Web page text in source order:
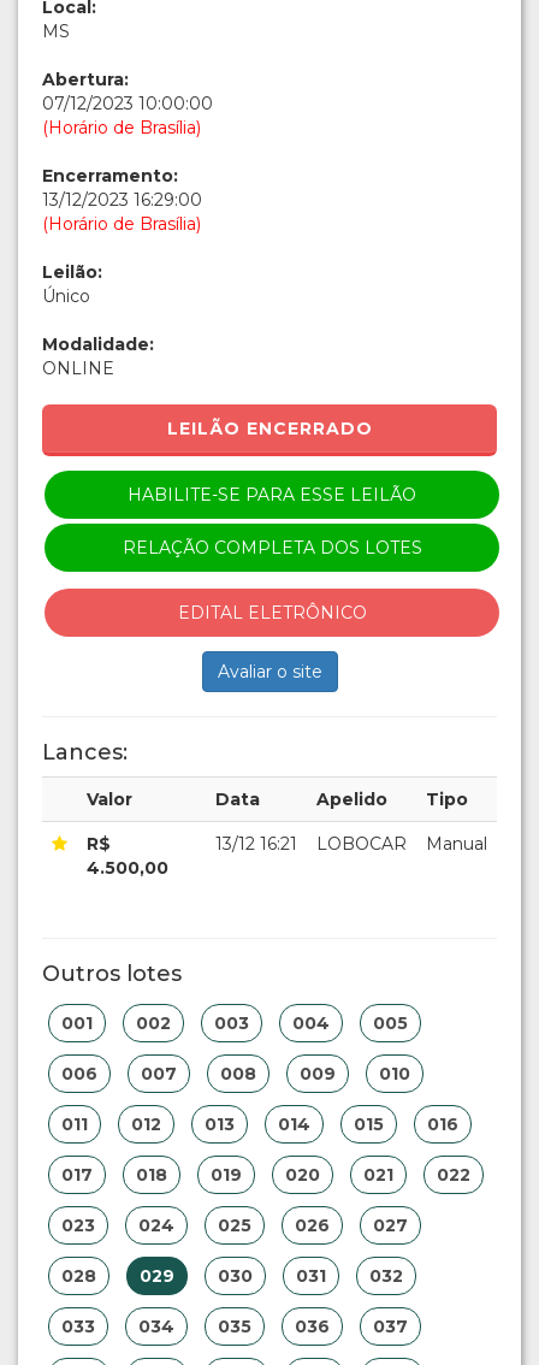
Local:
MS
Abertura:
07/12/2023 10:00:00
(Horário de Brasília)
Encerramento:
13/12/2023 16:29:00
(Horário de Brasília)
Leilão:
Único
Modalidade:
ONLINE
LEILÃO ENCERRADO
HABILITE-SE PARA ESSE LEILÃO
RELAÇÃO COMPLETA DOS LOTES
EDITAL ELETRÔNICO
Avaliar o site
Lances:
Valor Data Apelido Tipo
R$
4.500,00
13/12 16:21 LOBOCAR Manual
Outros lotes
001 002 003 004 005
006 007 008 009 010
011 012 013 014 015 016
017 018 019 020 021 022
023 024 025 026 027
028 029 030 031 032
033 034 035 036 037